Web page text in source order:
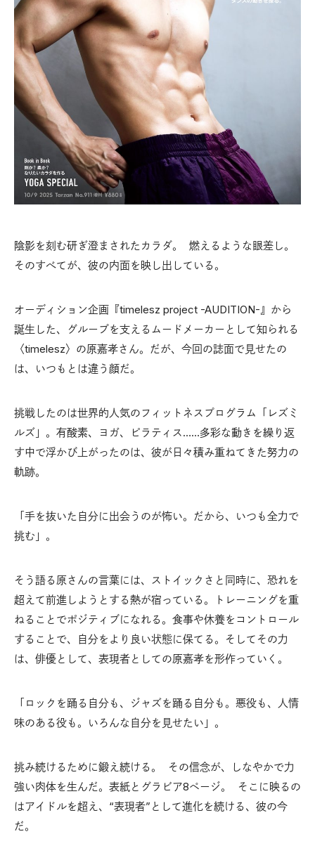
陰影を刻む研ぎ澄まされたカラダ。 燃えるような眼差し。
そのすべてが、彼の内面を映し出している。
オーディション企画『timelesz project -AUDITION-』から
誕生した、グループを支えるムードメーカーとして知られる
〈timelesz〉の原嘉孝さん。だが、今回の誌面で見せたの
は、いつもとは違う顔だ。
挑戦したのは世界的人気のフィットネスプログラム「レズミ
ルズ」。有酸素、ヨガ、ピラティス……多彩な動きを繰り返
す中で浮かび上がったのは、彼が日々積み重ねてきた努力の
軌跡。
「手を抜いた自分に出会うのが怖い。だから、いつも全力で
挑む」。
そう語る原さんの言葉には、ストイックさと同時に、恐れを
超えて前進しようとする熱が宿っている。トレーニングを重
ねることでポジティブになれる。食事や休養をコントロール
することで、自分をより良い状態に保てる。そしてその力
は、俳優として、表現者としての原嘉孝を形作っていく。
「ロックを踊る自分も、ジャズを踊る自分も。悪役も、人情
味のある役も。いろんな自分を見せたい」。
挑み続けるために鍛え続ける。 その信念が、しなやかで力
強い肉体を生んだ。表紙とグラビア8ページ。 そこに映るの
はアイドルを超え、“表現者”として進化を続ける、彼の今
だ。